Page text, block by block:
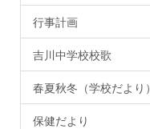
行事計画
吉川中学校校歌
春夏秋冬（学校だより）
保健だより